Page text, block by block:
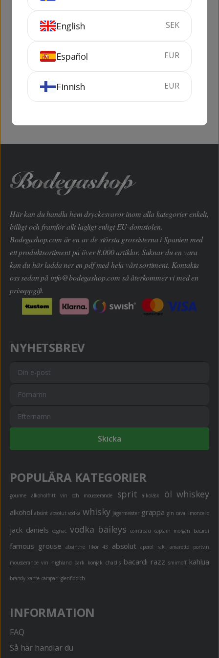
75 cl
KÖP
Antoni
14.5%
KÖP
Här kan du handla hem dryckesvaror inom alla kategorier enkelt,
billigt och framför allt lagligt enligt EU-domstolen.
Bodegashop.com är en av de största grossisterna i Spanien med
ett produktsortiment på över 8.000 artiklar. Saknar du en vara
kan du här ladda ner en pdf med hela vårt sortiment. Kontakta
oss sedan på info@bodegashop.com så återkommer vi med en
prisuppgift.
NYHETSBREV
Skicka
POPULÄRA KATEGORIER
gourme alkoholfritt vin och mousserande sprit alkoläsk öl whiskey
alkohol absint absolut vodka whisky jägermeister grappa gin cava limoncello
jack daniels cognac vodka baileys cointreau captain morgan bacardi
famous grouse absinthe likör 43 absolut aperol raki amaretto portvin
mousserande vin highland park konjak chablis bacardi razz smirnoff kahlua
brandy xante campari glenfiddich
INFORMATION
FAQ
Så här handlar du
English SEK
Español EUR
Finnish EUR